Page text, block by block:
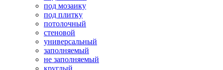
под мозаику
под плитку
потолочный
стеновой
универсальный
заполняемый
не заполняемый
круглый